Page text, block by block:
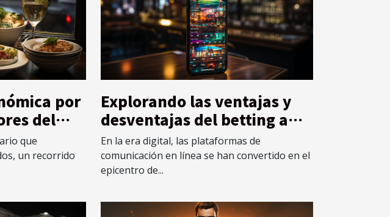
por
del
que
un recorrido
Explorando las ventajas y
desventajas del betting a
través de plataformas de
comunicación en línea
En la era digital, las plataformas de
comunicación en línea se han convertido en el
epicentro de...